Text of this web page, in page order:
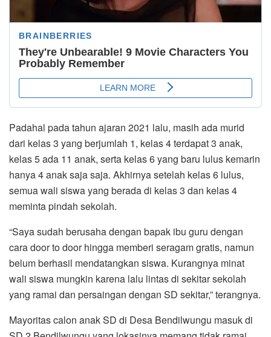
Padahal pada tahun ajaran 2021 lalu, masih ada murid
dari kelas 3 yang berjumlah 1, kelas 4 terdapat 3 anak,
kelas 5 ada 11 anak, serta kelas 6 yang baru lulus kemarin
hanya 4 anak saja saja. Akhirnya setelah kelas 6 lulus,
semua wali siswa yang berada di kelas 3 dan kelas 4
meminta pindah sekolah.
“Saya sudah berusaha dengan bapak ibu guru dengan
cara door to door hingga memberi seragam gratis, namun
belum berhasil mendatangkan siswa. Kurangnya minat
wali siswa mungkin karena lalu lintas di sekitar sekolah
yang ramai dan persaingan dengan SD sekitar,” terangnya.
Mayoritas calon anak SD di Desa Bendilwungu masuk di